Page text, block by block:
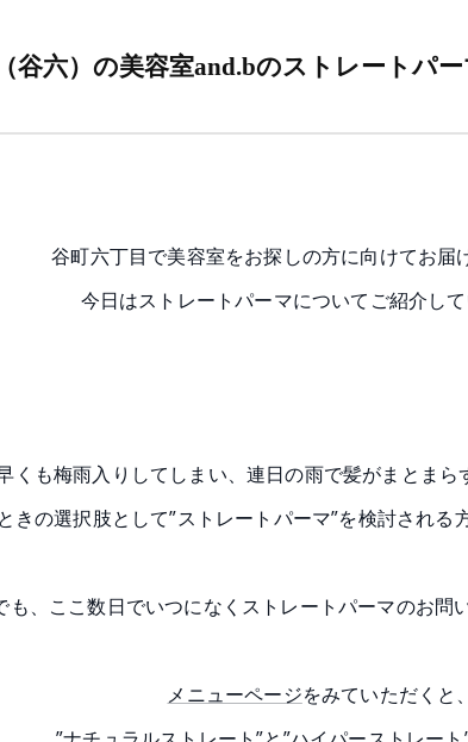
谷六）の美容室and.bのストレートパ
谷町六丁目で美容室をお探しの方に向けてお届
今日はストレートパーマについてご紹介して
くも梅雨入りしてしまい、連日の雨で髪がまとまら
きの選択肢として”ストレートパーマ”を検討される
、ここ数日でいつになくストレートパーマのお問
メニューページをみていただくと、